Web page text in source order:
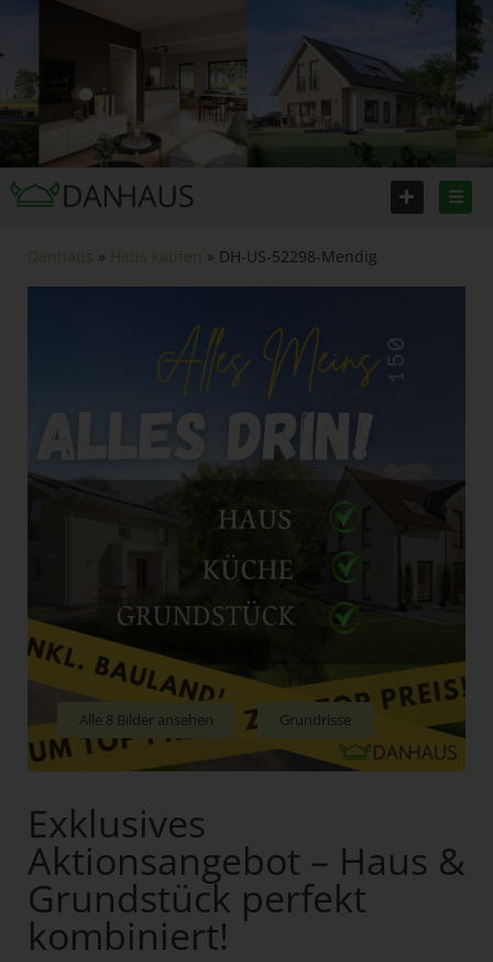
Danhaus » Haus kaufen » DH-US-52298-Mendig
Alle 8 Bilder ansehen Grundrisse
Exklusives
Aktionsangebot – Haus &
Grundstück perfekt
kombiniert!